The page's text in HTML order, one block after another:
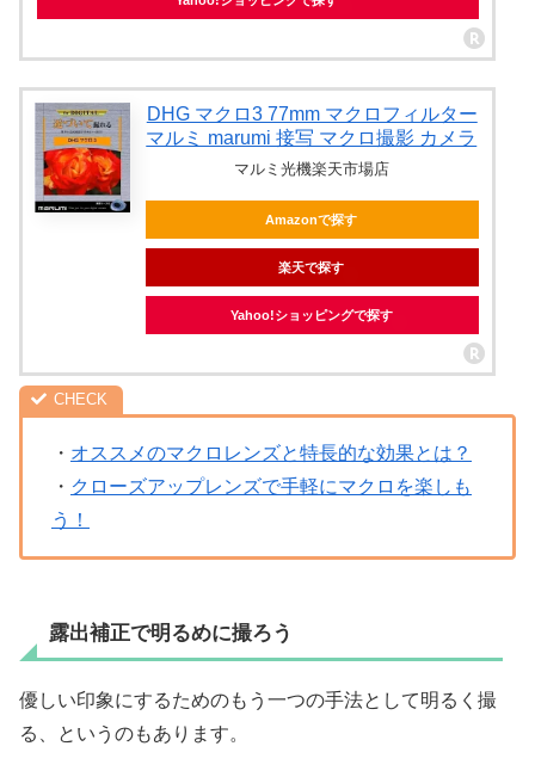
DHG マクロ3 77mm マクロフィルター
マルミ marumi 接写 マクロ撮影 カメラ
マルミ光機楽天市場店
Amazonで探す
楽天で探す
Yahoo!ショッピングで探す
・ オススメのマクロレンズと特長的な効果とは？
・ クローズアップレンズで手軽にマクロを楽しも
う！
露出補正で明るめに撮ろう
優しい印象にするためのもう一つの手法として明るく撮
る、というのもあります。